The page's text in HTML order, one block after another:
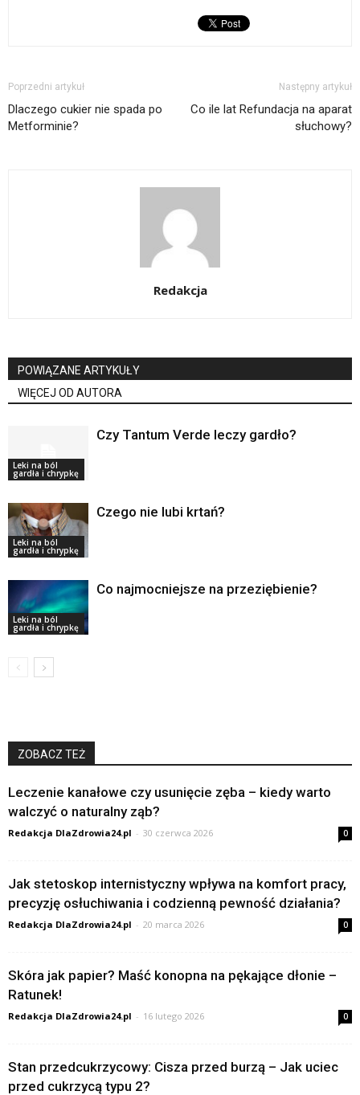
Poprzedni artykuł
Dlaczego cukier nie spada po
Metforminie?
Następny artykuł
Co ile lat Refundacja na aparat
słuchowy?
Redakcja
POWIĄZANE ARTYKUŁY
WIĘCEJ OD AUTORA
Leki na ból
gardła i chrypkę
Czy Tantum Verde leczy gardło?
Leki na ból
gardła i chrypkę
Czego nie lubi krtań?
Leki na ból
gardła i chrypkę
Co najmocniejsze na przeziębienie?
ZOBACZ TEŻ
Leczenie kanałowe czy usunięcie zęba – kiedy warto
walczyć o naturalny ząb?
Redakcja DlaZdrowia24.pl - 30 czerwca 2026 0
Jak stetoskop internistyczny wpływa na komfort pracy,
precyzję osłuchiwania i codzienną pewność działania?
Redakcja DlaZdrowia24.pl - 20 marca 2026 0
Skóra jak papier? Maść konopna na pękające dłonie –
Ratunek!
Redakcja DlaZdrowia24.pl - 16 lutego 2026 0
Stan przedcukrzycowy: Cisza przed burzą – Jak uciec
przed cukrzycą typu 2?